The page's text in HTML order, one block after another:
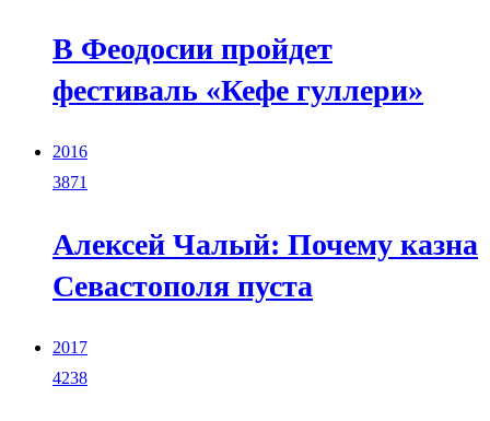
В Феодосии пройдет
фестиваль «Кефе гуллери»
2016
3871
Алексей Чалый: Почему казна
Севастополя пуста
2017
4238